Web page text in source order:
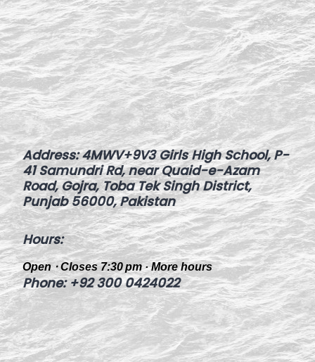
Address:4MWV+9V3 Girls High School, P-
41 Samundri Rd, near Quaid-e-Azam
Road, Gojra, Toba Tek Singh District,
Punjab 56000, Pakistan
Hours:
Open ⋅ Closes 7:30 pm·More hours
Phone:+92 300 0424022